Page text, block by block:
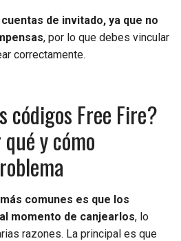
de invitado, ya que no
, por lo que debes vincular
correctamente.
códigos Free Fire?
y cómo
comunes es que los
momento de canjearlos, lo
razones. La principal es que